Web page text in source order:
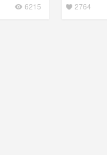
6215 2764